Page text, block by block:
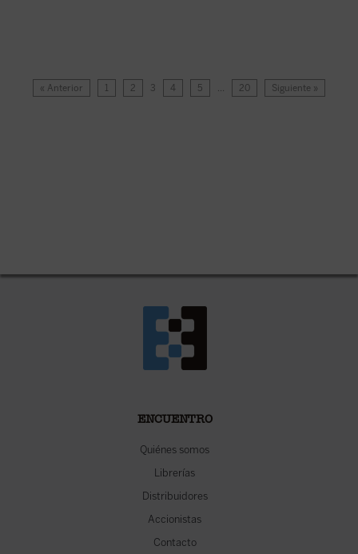
« Anterior 1 2 3 4 5 … 20 Siguiente »
ENCUENTRO
Quiénes somos
Librerías
Distribuidores
Accionistas
Contacto